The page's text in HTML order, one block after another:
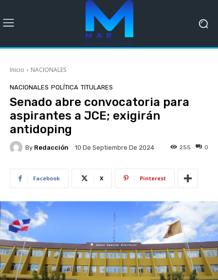
Inicio NACIONALES
NACIONALES POLÍTICA TITULARES
Senado abre convocatoria para
aspirantes a JCE; exigirán
antidoping
By Redacción 10 De Septiembre De 2024 0
255
Facebook X Pinterest